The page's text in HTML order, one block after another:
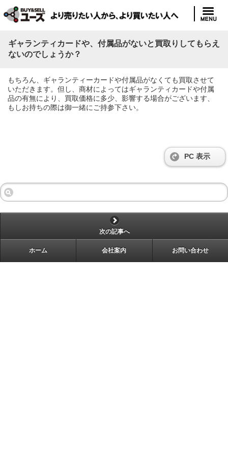
ギャランティカードや、付属品がないと買取りしてもらえ
ないのでしょうか？
もちろん、ギャランティーカードや付属品がなくても買取させて
いただきます。但し、商材によってはギャランティカードや付属
品の有無により、買取価格に多少、影響する場合がございます、
もしお持ちの際は御一緒にご持参下さい。
PC 表示
次の記事へ
ホーム 会社案内 お問い合わせ